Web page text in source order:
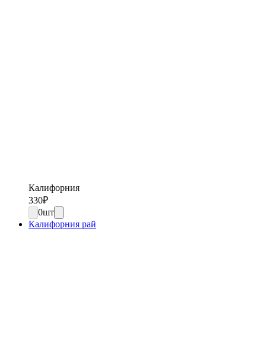
Калифорния
330₽
0шт
Калифорния рай